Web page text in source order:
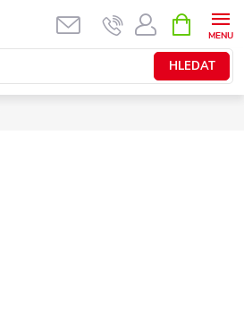
HLEDAT
NÁKUPNÍ
KOŠÍK